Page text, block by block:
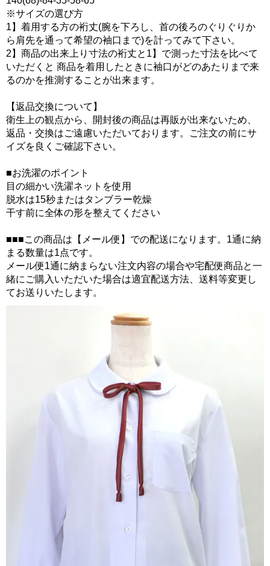
※サイズの選び方
1】着用する方の裄丈(腕を下ろし、首の後ろのぐりぐりか
ら肩先を通って希望の袖口まで)を計ってみて下さい。
2】商品の出来上り寸法の裄丈と1】で測った寸法を比べて
いただくと 商品を着用したときに袖口がどのあたりまで来
るのかを推測することが出来ます。
【返品交換について】
衛生上の観点から、開封後の商品は再販が出来ないため、
返品・交換はご遠慮いただいております。ご注文の前にサ
イズを良くご確認下さい。
■お洗濯のポイント
目の細かい洗濯ネットを使用
脱水は15秒またはタンブラー乾燥
干す前に全体の形を整えてください
■■■この商品は【メール便】での配送になります。1通に納
まる数量は1点です。
メール便1通に納まらない注文内容の場合や宅配便商品と一
緒にご購入いただいた場合は適宜配送方法、送料等変更し
てお送りいたします。